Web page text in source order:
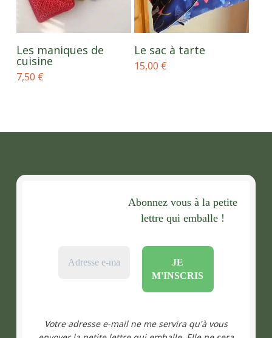
produit produit
CHOIX DES
OPTIONS
Ce
produit
a
plusieurs
variations.
être
la
page
Les maniques de
cuisine
7,50 €
CHOIX DES
OPTIONS
Ce
produit
a
plusieurs
être
la
du
produit
Le sac à tarte
15,00 €
Abonnez vous à la petite
lettre qui emballe !
Votre adresse e-mail ne me servira qu'à vous